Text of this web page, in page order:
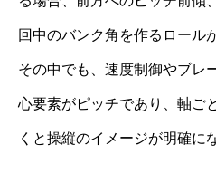
回中のバンク角を作るロール
その中でも、速度制御やブレ
心要素がピッチであり、軸ご
くと操縦のイメージが明確に